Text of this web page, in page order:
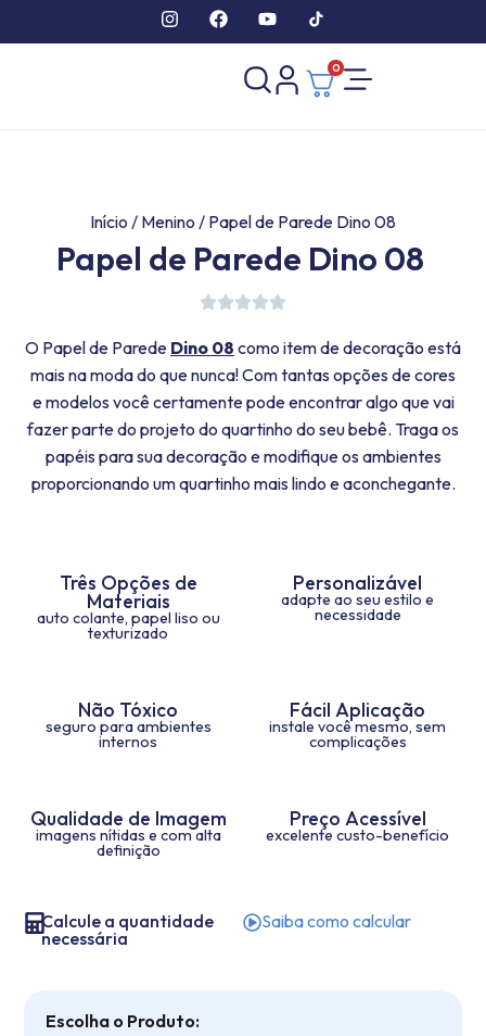
0
Início / Menino / Papel de Parede Dino 08
Papel de Parede Dino 08
O Papel de Parede Dino 08 como item de decoração está
mais na moda do que nunca! Com tantas opções de cores
e modelos você certamente pode encontrar algo que vai
fazer parte do projeto do quartinho do seu bebê. Traga os
papéis para sua decoração e modifique os ambientes
proporcionando um quartinho mais lindo e aconchegante.
Três Opções de
Materiais
auto colante, papel liso ou
texturizado
Personalizável
adapte ao seu estilo e
necessidade
Não Tóxico
seguro para ambientes
internos
Fácil Aplicação
instale você mesmo, sem
complicações
Qualidade de Imagem
imagens nítidas e com alta
definição
Preço Acessível
excelente custo-benefício
Calcule a quantidade
necessária
Saiba como calcular
Escolha o Produto: